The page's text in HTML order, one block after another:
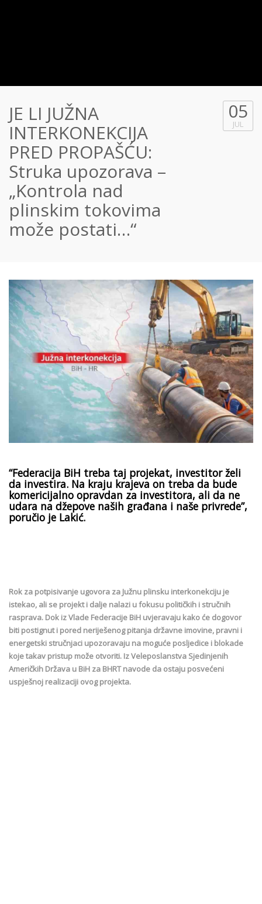
JE LI JUŽNA
INTERKONEKCIJA
PRED PROPAŠĆU:
Struka upozorava –
„Kontrola nad
plinskim tokovima
može postati…“
05
JUL
“Federacija BiH treba taj projekat, investitor želi
da investira. Na kraju krajeva on treba da bude
komericijalno opravdan za investitora, ali da ne
udara na džepove naših građana i naše privrede”,
poručio je Lakić.
Rok za potpisivanje ugovora za Južnu plinsku interkonekciju je
istekao, ali se projekt i dalje nalazi u fokusu političkih i stručnih
rasprava. Dok iz Vlade Federacije BiH uvjeravaju kako će dogovor
biti postignut i pored neriješenog pitanja državne imovine, pravni i
energetski stručnjaci upozoravaju na moguće posljedice i blokade
koje takav pristup može otvoriti. Iz Veleposlanstva Sjedinjenih
Američkih Država u BiH za BHRT navode da ostaju posvećeni
uspješnoj realizaciji ovog projekta.